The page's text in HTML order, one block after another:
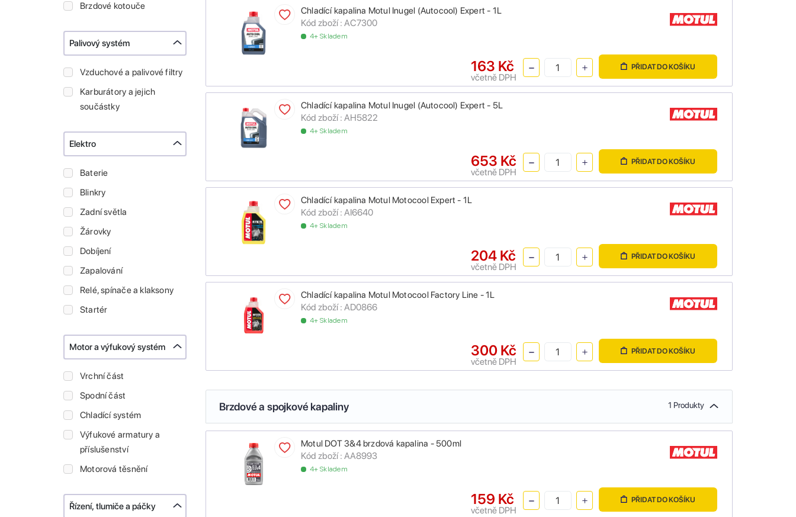
Brzdové kotouče
Palivový systém
Vzduchové a palivové filtry
Karburátory a jejich
součástky
Elektro
Baterie
Blinkry
Zadní světla
Žárovky
Dobíjení
Zapalování
Relé, spínače a klaksony
Startér
Motor a výfukový systém
Vrchní část
Spodní část
Chladící systém
Výfukové armatury a
příslušenství
Motorová těsnění
Řízení, tlumiče a páčky
Chladící kapalina Motul Inugel (Autocool) Expert - 1L
Kód zboží : AC7300
4+ Skladem
163 Kč
včetně DPH
PŘIDAT DO KOŠÍKU
Chladící kapalina Motul Inugel (Autocool) Expert - 5L
Kód zboží : AH5822
4+ Skladem
653 Kč
včetně DPH
PŘIDAT DO KOŠÍKU
Chladící kapalina Motul Motocool Expert - 1L
Kód zboží : AI6640
4+ Skladem
204 Kč
včetně DPH
PŘIDAT DO KOŠÍKU
Chladící kapalina Motul Motocool Factory Line - 1L
Kód zboží : AD0866
4+ Skladem
300 Kč
včetně DPH
PŘIDAT DO KOŠÍKU
Brzdové a spojkové kapaliny 1 Produkty
Motul DOT 3&4 brzdová kapalina - 500ml
Kód zboží : AA8993
4+ Skladem
159 Kč
včetně DPH
PŘIDAT DO KOŠÍKU